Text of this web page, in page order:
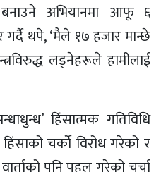
अभियानमा आफू ६
थपे, ‘मैले १७ हजार मान्छे
लड्नेहरूले हामीलाई
हिंसात्मक गतिविधि
चर्काे विरोध गरेको र